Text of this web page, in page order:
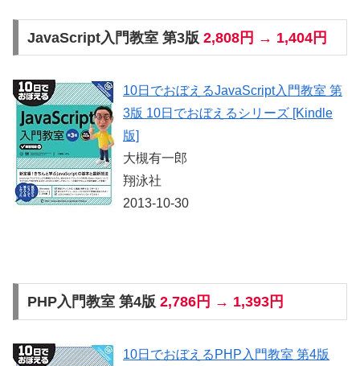
JavaScript入門教室 第3版 2,808円 → 1,404円
10日でおぼえるJavaScript入門教室 第
3版 10日でおぼえるシリーズ [Kindle
版]
大槻有一郎
翔泳社
2013-10-30
PHP入門教室 第4版 2,786円 → 1,393円
10日でおぼえるPHP入門教室 第4版